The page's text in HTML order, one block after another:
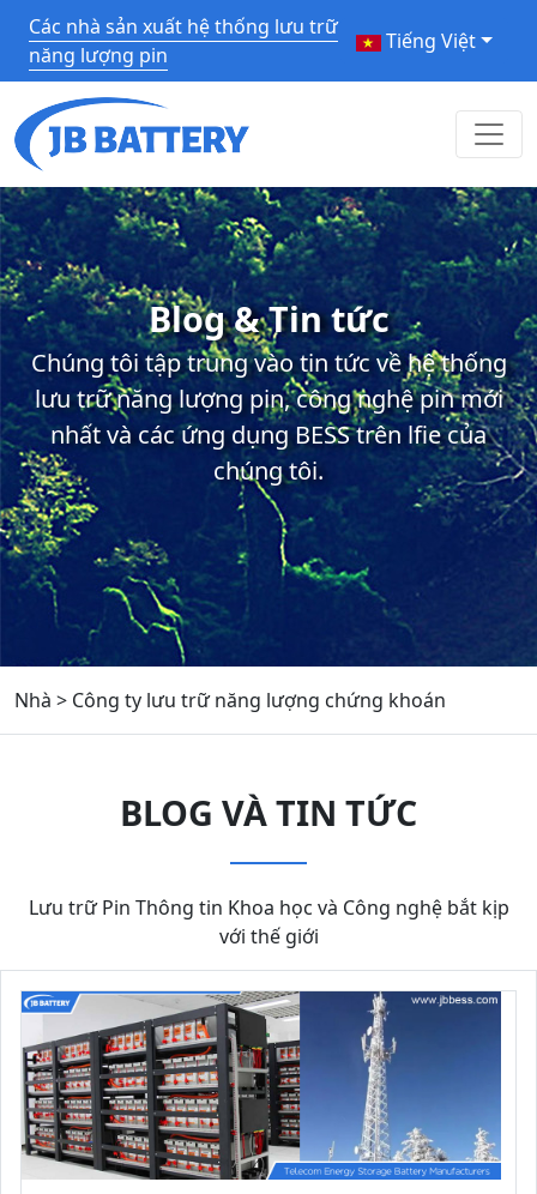
Các nhà sản xuất hệ thống lưu trữ
năng lượng pin
Tiếng Việt
Blog & Tin tức
Chúng tôi tập trung vào tin tức về hệ thống
lưu trữ năng lượng pin, công nghệ pin mới
nhất và các ứng dụng BESS trên lfie của
chúng tôi.
Nhà > Công ty lưu trữ năng lượng chứng khoán
BLOG VÀ TIN TỨC
Lưu trữ Pin Thông tin Khoa học và Công nghệ bắt kịp
với thế giới